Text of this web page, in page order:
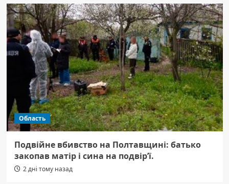
Область
Подвійне вбивство на Полтавщині: батько
закопав матір і сина на подвір’ї.
2 дні тому назад